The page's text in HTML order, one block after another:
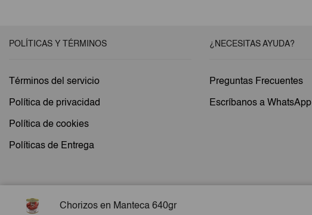
POLÍTICAS Y TÉRMINOS
Términos del servicio
Política de privacidad
Política de cookies
Políticas de Entrega
¿NECESITAS AYUDA?
Preguntas Frecuentes
Escríbanos a WhatsApp
Copyright © 2026 Esencial Pack. Todos los derechos reservados
Chorizos en Manteca 640gr